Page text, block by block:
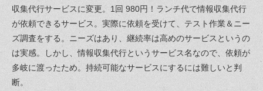
収集代行サービスに変更。1回 980円！ランチ代で情報収集代行
が依頼できるサービス。実際に依頼を受けて、テスト作業＆ニー
ズ調査をする。ニーズはあり、継続率は高めのサービスというの
は実感。しかし、情報収集代行というサービス名なので、依頼が
多岐に渡ったため。持続可能なサービスにするには難しいと判
断。